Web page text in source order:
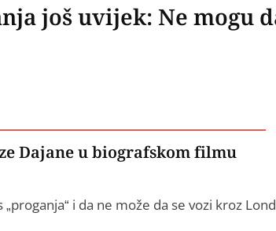
još uvijek: Ne mogu
Dajane u biografskom filmu
i da ne može da se vozi kroz